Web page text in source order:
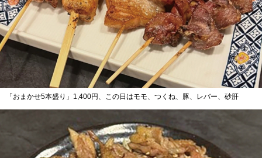
「おまかせ5本盛り」1,400円、この日はモモ、つくね、豚、レバー、砂肝